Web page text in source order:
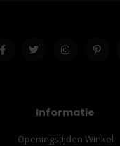
Informatie
Openingstijden Winkel